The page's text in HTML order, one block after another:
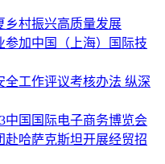
乡村振兴高质量发展
参加中国（上海）国际技
全工作评议考核办法 纵深
中国国际电子商务博览会
赴哈萨克斯坦开展经贸招